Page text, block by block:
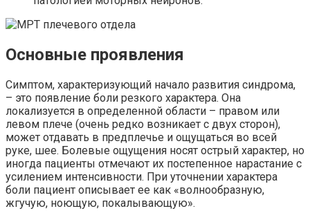
Основные проявления
Симптом, характеризующий начало развития синдрома,
– это появление боли резкого характера. Она
локализуется в определенной области – правом или
левом плече (очень редко возникает с двух сторон),
может отдавать в предплечье и ощущаться во всей
руке, шее. Болевые ощущения носят острый характер, но
иногда пациенты отмечают их постепенное нарастание с
усилением интенсивности. При уточнении характера
боли пациент описывает ее как «волнообразную,
жгучую, ноющую, покалывающую».